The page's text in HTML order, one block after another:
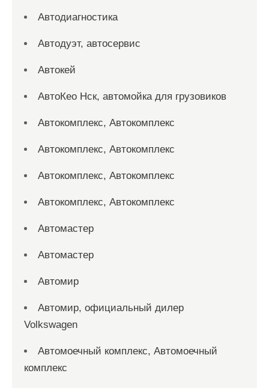
Автодиагностика
Автодуэт, автосервис
Автокей
АвтоКео Нск, автомойка для грузовиков
Автокомплекс, Автокомплекс
Автокомплекс, Автокомплекс
Автокомплекс, Автокомплекс
Автокомплекс, Автокомплекс
Автомастер
Автомастер
Автомир
Автомир, официальный дилер
Volkswagen
Автомоечный комплекс, Автомоечный
комплекс